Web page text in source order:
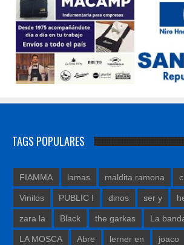
TAGS POPULARES
FIAMMA lamas maldita ramona
Vinilos PUBLIC I dinos ser y
zara la Black the garkas La
LA MOSCA Abre lerner en joaco